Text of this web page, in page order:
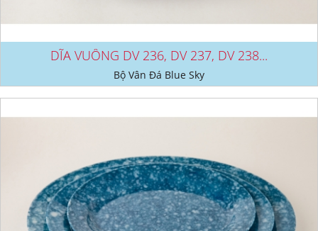
DĨA VUÔNG DV 236, DV 237, DV 238...
Bộ Vân Đá Blue Sky